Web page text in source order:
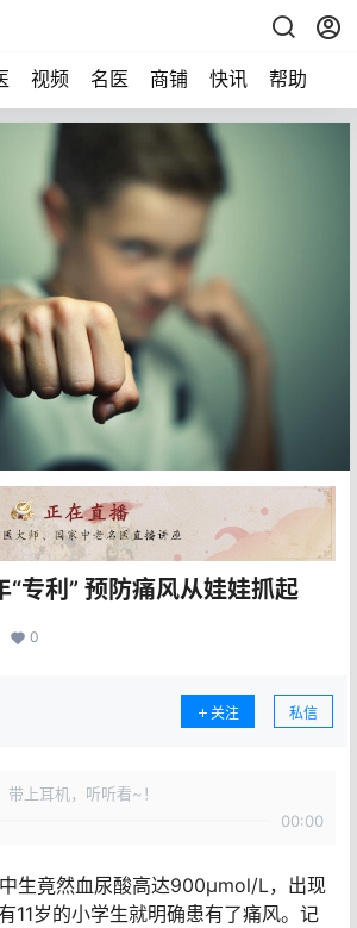
视频 名医 商铺 快讯 帮助
“专利” 预防痛风从娃娃抓起
0
关注 私信
带上耳机，听听看~！
00:00
生竟然血尿酸高达900μmol/L，出现
11岁的小学生就明确患有了痛风。记